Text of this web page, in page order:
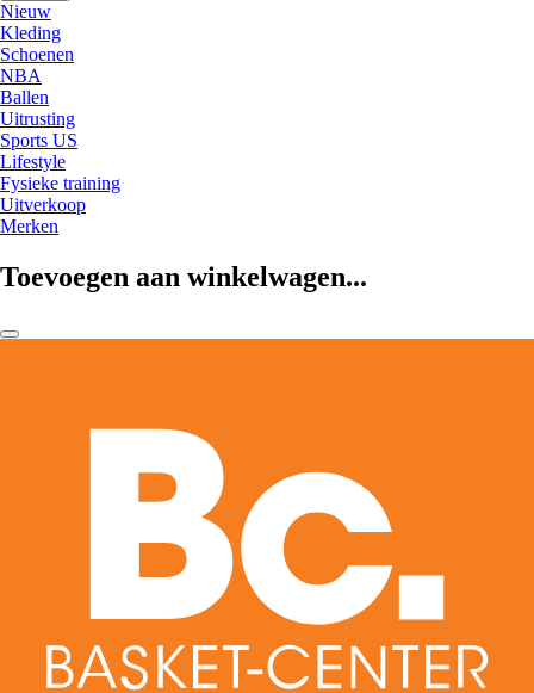
Nieuw
Kleding
Schoenen
NBA
Ballen
Uitrusting
Sports US
Lifestyle
Fysieke training
Uitverkoop
Merken
Toevoegen aan winkelwagen...